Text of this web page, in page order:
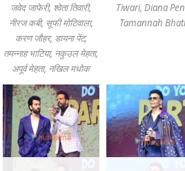
जवेद जाफेरी, श्वेता तिवारी,
नीरज कबी, सूफी मोटिवाला,
करण जौहर, डायना पेंट,
तमन्नाह भाटिया, नकुउल मेहता,
अपूर्व मेहता, नखिल मधोक
Tiwari, Diana
Tamannah